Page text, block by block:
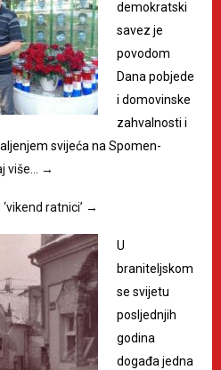
demokratski
savez je
povodom
Dana pobjede
i domovinske
zahvalnosti i
svijeća na Spomen-
više… →
ratnici’ →
U
braniteljskom
se svijetu
posljednjih
godina
događa jedna